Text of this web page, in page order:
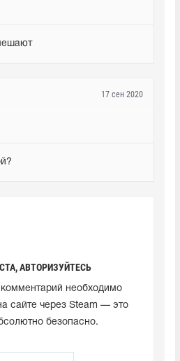
17 сен 2020
АВТОРИЗУЙТЕСЬ
необходимо
сайте через Steam — это
безопасно.